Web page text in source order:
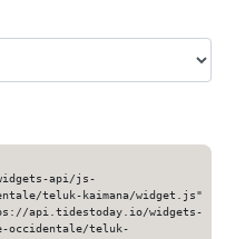
api/js-
teluk-kaimana/widget.js"
api.tidestoday.io/widgets-
occidentale/teluk-